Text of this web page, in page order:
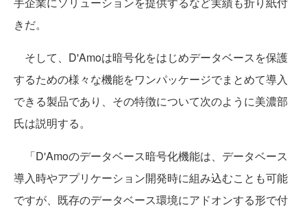
きだ。
そして、D'Amoは暗号化をはじめデータベースを保護
するための様々な機能をワンパッケージでまとめて導入
できる製品であり、その特徴について次のように美濃部
氏は説明する。
「D'Amoのデータベース暗号化機能は、データベース
導入時やアプリケーション開発時に組み込むことも可能
ですが、既存のデータベース環境にアドオンする形で付